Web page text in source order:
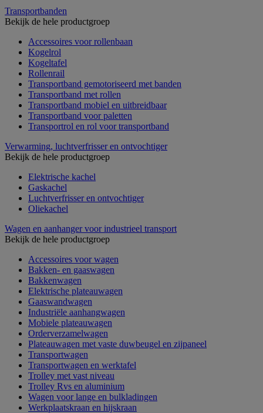
Transportbanden
Bekijk de hele productgroep
Accessoires voor rollenbaan
Kogelrol
Kogeltafel
Rollenrail
Transportband gemotoriseerd met banden
Transportband met rollen
Transportband mobiel en uitbreidbaar
Transportband voor paletten
Transportrol en rol voor transportband
Verwarming, luchtverfrisser en ontvochtiger
Bekijk de hele productgroep
Elektrische kachel
Gaskachel
Luchtverfrisser en ontvochtiger
Oliekachel
Wagen en aanhanger voor industrieel transport
Bekijk de hele productgroep
Accessoires voor wagen
Bakken- en gaaswagen
Bakkenwagen
Elektrische plateauwagen
Gaaswandwagen
Industriële aanhangwagen
Mobiele plateauwagen
Orderverzamelwagen
Plateauwagen met vaste duwbeugel en zijpaneel
Transportwagen
Transportwagen en werktafel
Trolley met vast niveau
Trolley Rvs en aluminium
Wagen voor lange en bulkladingen
Werkplaatskraan en hijskraan